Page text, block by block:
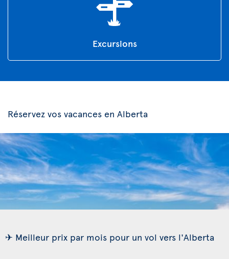
Excursions
Réservez vos vacances en Alberta
✈ Meilleur prix par mois pour un vol vers l'Alberta